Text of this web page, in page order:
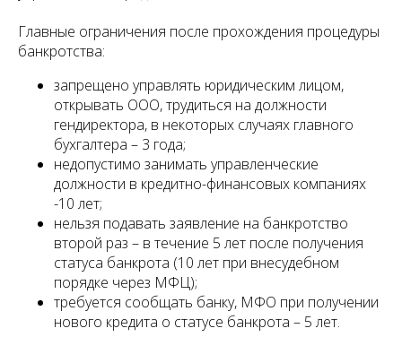
Главные ограничения после прохождения процедуры
банкротства:
запрещено управлять юридическим лицом,
открывать ООО, трудиться на должности
гендиректора, в некоторых случаях главного
бухгалтера – 3 года;
недопустимо занимать управленческие
должности в кредитно-финансовых компаниях
-10 лет;
нельзя подавать заявление на банкротство
второй раз – в течение 5 лет после получения
статуса банкрота (10 лет при внесудебном
порядке через МФЦ);
требуется сообщать банку, МФО при получении
нового кредита о статусе банкрота – 5 лет.